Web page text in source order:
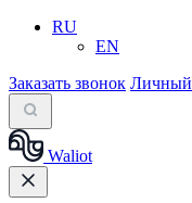
RU
EN
Заказать звонок Личный
Waliot